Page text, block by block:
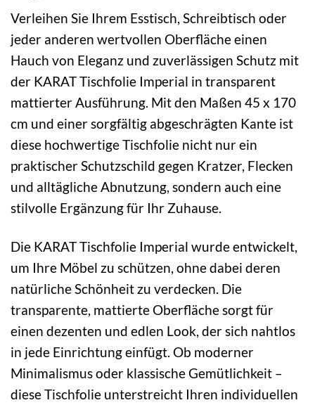
Verleihen Sie Ihrem Esstisch, Schreibtisch oder
jeder anderen wertvollen Oberfläche einen
Hauch von Eleganz und zuverlässigen Schutz mit
der KARAT Tischfolie Imperial in transparent
mattierter Ausführung. Mit den Maßen 45 x 170
cm und einer sorgfältig abgeschrägten Kante ist
diese hochwertige Tischfolie nicht nur ein
praktischer Schutzschild gegen Kratzer, Flecken
und alltägliche Abnutzung, sondern auch eine
stilvolle Ergänzung für Ihr Zuhause.
Die KARAT Tischfolie Imperial wurde entwickelt,
um Ihre Möbel zu schützen, ohne dabei deren
natürliche Schönheit zu verdecken. Die
transparente, mattierte Oberfläche sorgt für
einen dezenten und edlen Look, der sich nahtlos
in jede Einrichtung einfügt. Ob moderner
Minimalismus oder klassische Gemütlichkeit –
diese Tischfolie unterstreicht Ihren individuellen